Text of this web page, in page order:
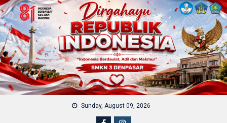
Skip to content
Sunday, August 09, 2026